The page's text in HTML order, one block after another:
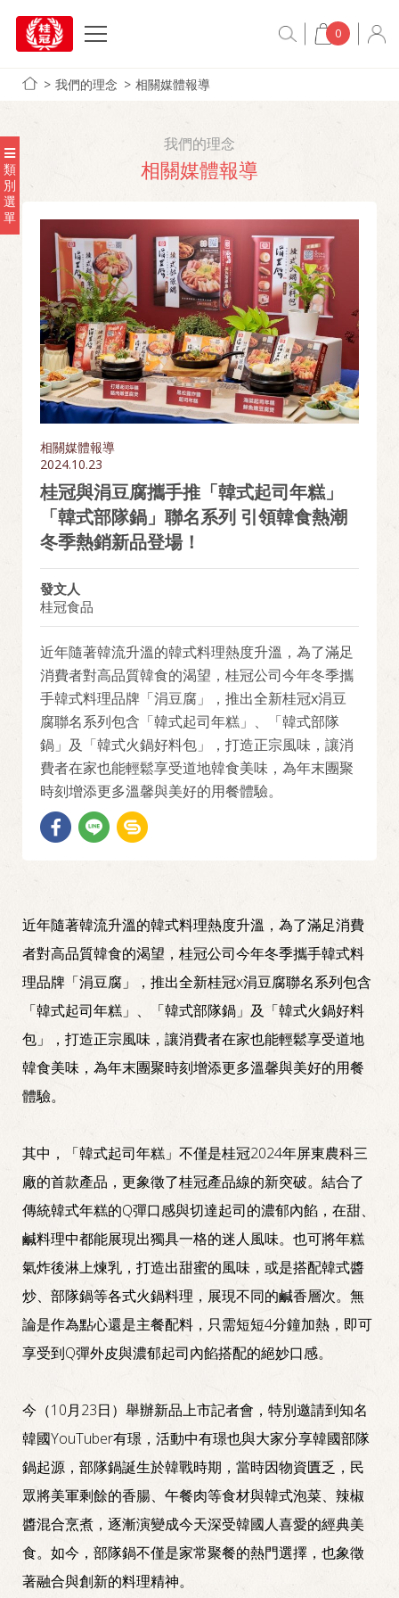
0
我們的理念 相關媒體報導
類
別
選
單
我們的理念
相關媒體報導
相關媒體報導
2024.10.23
桂冠與涓豆腐攜手推「韓式起司年糕」
「韓式部隊鍋」聯名系列 引領韓食熱潮
冬季熱銷新品登場！
發文人
桂冠食品
近年隨著韓流升溫的韓式料理熱度升溫，為了滿足
消費者對高品質韓食的渴望，桂冠公司今年冬季攜
手韓式料理品牌「涓豆腐」，推出全新桂冠x涓豆
腐聯名系列包含「韓式起司年糕」、「韓式部隊
鍋」及「韓式火鍋好料包」，打造正宗風味，讓消
費者在家也能輕鬆享受道地韓食美味，為年末團聚
時刻增添更多溫馨與美好的用餐體驗。
近年隨著韓流升溫的韓式料理熱度升溫，為了滿足消費
者對高品質韓食的渴望，桂冠公司今年冬季攜手韓式料
理品牌「涓豆腐」，推出全新桂冠x涓豆腐聯名系列包含
「韓式起司年糕」、「韓式部隊鍋」及「韓式火鍋好料
包」，打造正宗風味，讓消費者在家也能輕鬆享受道地
韓食美味，為年末團聚時刻增添更多溫馨與美好的用餐
體驗。
其中，「韓式起司年糕」不僅是桂冠2024年屏東農科三
廠的首款產品，更象徵了桂冠產品線的新突破。結合了
傳統韓式年糕的Q彈口感與切達起司的濃郁內餡，在甜、
鹹料理中都能展現出獨具一格的迷人風味。也可將年糕
氣炸後淋上煉乳，打造出甜蜜的風味，或是搭配韓式醬
炒、部隊鍋等各式火鍋料理，展現不同的鹹香層次。無
論是作為點心還是主餐配料，只需短短4分鐘加熱，即可
享受到Q彈外皮與濃郁起司內餡搭配的絕妙口感。
今（10月23日）舉辦新品上市記者會，特別邀請到知名
韓國YouTuber有璟，活動中有璟也與大家分享韓國部隊
鍋起源，部隊鍋誕生於韓戰時期，當時因物資匱乏，民
眾將美軍剩餘的香腸、午餐肉等食材與韓式泡菜、辣椒
醬混合烹煮，逐漸演變成今天深受韓國人喜愛的經典美
食。如今，部隊鍋不僅是家常聚餐的熱門選擇，也象徵
著融合與創新的料理精神。